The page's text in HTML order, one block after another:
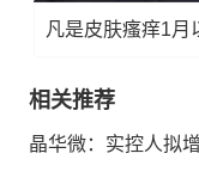
相关推荐
晶华微：实控人拟